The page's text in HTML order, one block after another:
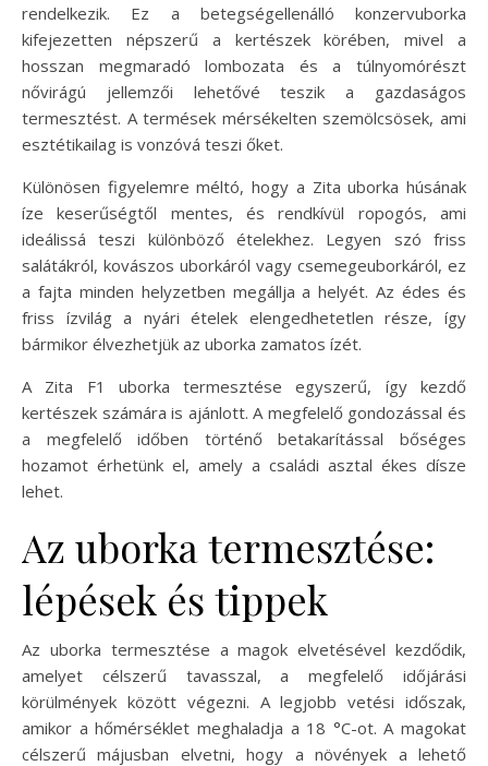
rendelkezik. Ez a betegségellenálló konzervuborka
kifejezetten népszerű a kertészek körében, mivel a
hosszan megmaradó lombozata és a túlnyomórészt
nővirágú jellemzői lehetővé teszik a gazdaságos
termesztést. A termések mérsékelten szemölcsösek, ami
esztétikailag is vonzóvá teszi őket.
Különösen figyelemre méltó, hogy a Zita uborka húsának
íze keserűségtől mentes, és rendkívül ropogós, ami
ideálissá teszi különböző ételekhez. Legyen szó friss
salátákról, kovászos uborkáról vagy csemegeuborkáról, ez
a fajta minden helyzetben megállja a helyét. Az édes és
friss ízvilág a nyári ételek elengedhetetlen része, így
bármikor élvezhetjük az uborka zamatos ízét.
A Zita F1 uborka termesztése egyszerű, így kezdő
kertészek számára is ajánlott. A megfelelő gondozással és
a megfelelő időben történő betakarítással bőséges
hozamot érhetünk el, amely a családi asztal ékes dísze
lehet.
Az uborka termesztése:
lépések és tippek
Az uborka termesztése a magok elvetésével kezdődik,
amelyet célszerű tavasszal, a megfelelő időjárási
körülmények között végezni. A legjobb vetési időszak,
amikor a hőmérséklet meghaladja a 18 °C-ot. A magokat
célszerű májusban elvetni, hogy a növények a lehető